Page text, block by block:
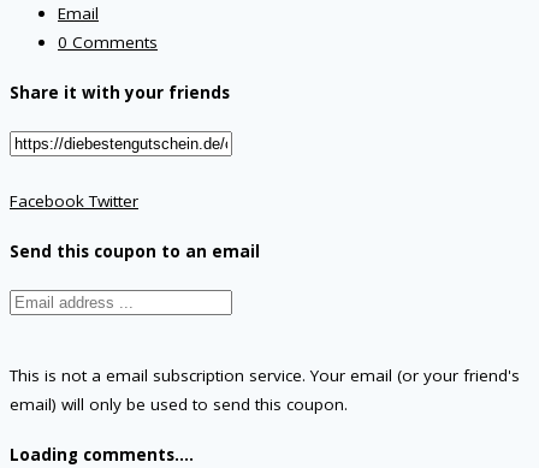
Email
0 Comments
Share it with your friends
FacebookTwitter
Send this coupon to an email
This is not a email subscription service. Your email (or your friend's
email) will only be used to send this coupon.
Loading comments....